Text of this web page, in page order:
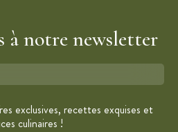
à notre newsletter
exclusives, recettes exquises et
culinaires !